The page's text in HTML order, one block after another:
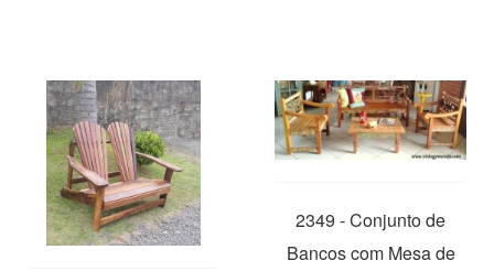
2349 - Conjunto de
Bancos com Mesa de